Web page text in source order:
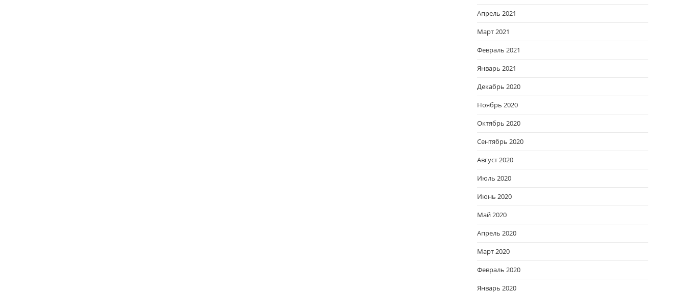
Апрель 2021
Март 2021
Февраль 2021
Январь 2021
Декабрь 2020
Ноябрь 2020
Октябрь 2020
Сентябрь 2020
Август 2020
Июль 2020
Июнь 2020
Май 2020
Апрель 2020
Март 2020
Февраль 2020
Январь 2020